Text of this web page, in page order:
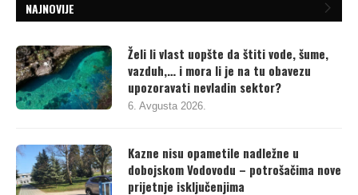
NAJNOVIJE
Želi li vlast uopšte da štiti vode, šume,
vazduh,… i mora li je na tu obavezu
upozoravati nevladin sektor?
6. Avgusta 2026.
Kazne nisu opametile nadležne u
dobojskom Vodovodu – potrošačima nove
prijetnje isključenjima